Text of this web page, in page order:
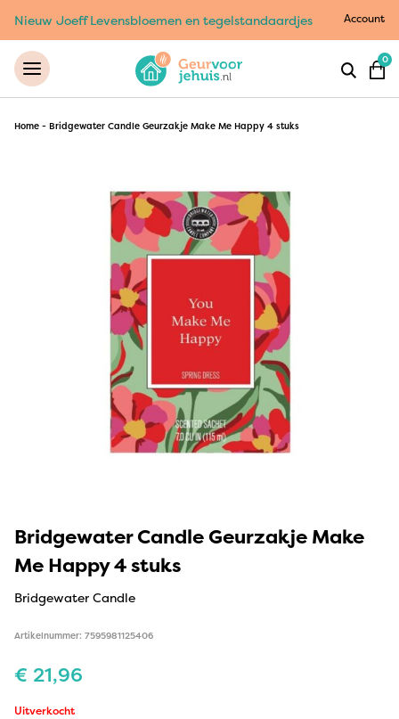
Nieuw Joeff Levensbloemen en tegelstandaardjes Account
0
Home - Bridgewater Candle Geurzakje Make Me Happy 4 stuks
Bridgewater Candle Geurzakje Make
Me Happy 4 stuks
Bridgewater Candle
Artikelnummer: 7595981125406
€ 21,96
Uitverkocht